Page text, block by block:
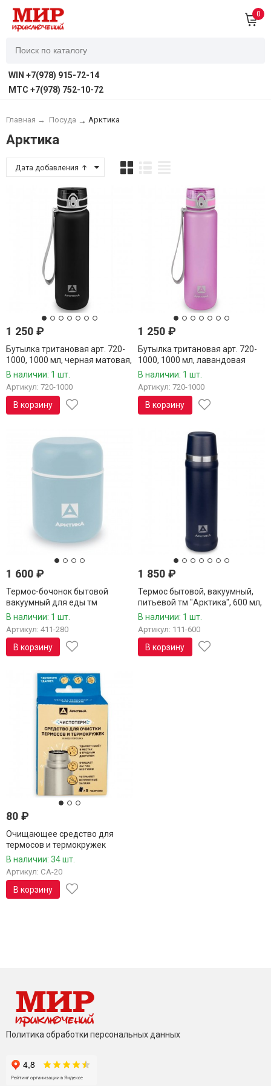
0
WIN +7(978) 915-72-14
MTC +7(978) 752-10-72
Главная → Посуда → Арктика
Арктика
Дата добавления
1 250 ₽
Бутылка тритановая арт. 720-
1000, 1000 мл, черная матовая,
с ситечком
В наличии: 1 шт.
Артикул: 720-1000
В корзину
1 250₽
Бутылка тритановая арт. 720-
1000, 1000 мл, лавандовая
матовая, с ситечком
В наличии: 1 шт.
Артикул: 720-1000
В корзину
1 600 ₽
Термос-бочонок бытовой
вакуумный для еды тм
"Арктика", 280 мл, голубой, арт.
В наличии: 1 шт.
Артикул: 411-280
В корзину
1 850₽
Термос бытовой, вакуумный,
питьевой тм "Арктика", 600 мл,
арт. 111-600
В наличии: 1 шт.
Артикул: 111-600
В корзину
80 ₽
Очищающее средство для
термосов и термокружек
Арктика "Чистотерм" CA-20
В наличии: 34 шт.
Артикул: CA-20
В корзину
Политика обработки персональных данных